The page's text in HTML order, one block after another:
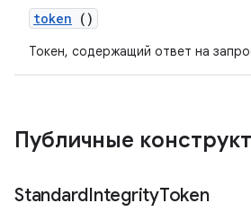
token ()
Токен, содержащий ответ на
Публичные
StandardIntegrityToken